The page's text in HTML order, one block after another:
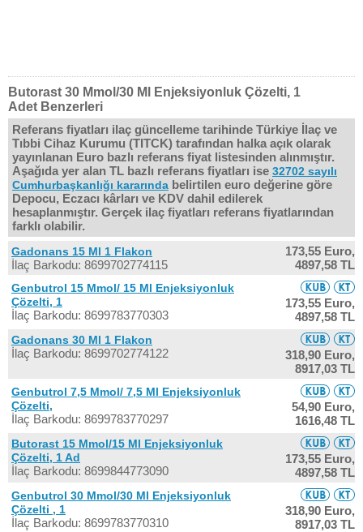
Butorast 30 Mmol/30 Ml Enjeksiyonluk Çözelti, 1
Adet Benzerleri
Referans fiyatları ilaç güncelleme tarihinde Türkiye İlaç ve
Tıbbi Cihaz Kurumu (TITCK) tarafından halka açık olarak
yayınlanan Euro bazlı referans fiyat listesinden alınmıştır.
Aşağıda yer alan TL bazlı referans fiyatları ise 32702 sayılı
Cumhurbaşkanlığı kararında belirtilen euro değerine göre
Depocu, Eczacı kârları ve KDV dahil edilerek
hesaplanmıştır. Gerçek ilaç fiyatları referans fiyatlarından
farklı olabilir.
Gadonans 15 Ml 1 Flakon
İlaç Barkodu: 8699702774115
173,55 Euro,
4897,58 TL
Genbutrol 15 Mmol/ 15 Ml Enjeksiyonluk
Çözelti, 1
İlaç Barkodu: 8699783770303
173,55 Euro,
4897,58 TL
Gadonans 30 Ml 1 Flakon
İlaç Barkodu: 8699702774122
318,90 Euro,
8917,03 TL
Genbutrol 7,5 Mmol/ 7,5 Ml Enjeksiyonluk
Çözelti,
İlaç Barkodu: 8699783770297
54,90 Euro,
1616,48 TL
Butorast 15 Mmol/15 Ml Enjeksiyonluk
Çözelti, 1 Ad
İlaç Barkodu: 8699844773090
173,55 Euro,
4897,58 TL
Genbutrol 30 Mmol/30 Ml Enjeksiyonluk
Çözelti , 1
İlaç Barkodu: 8699783770310
318,90 Euro,
8917,03 TL